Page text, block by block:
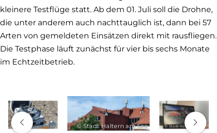
kleinere Testflüge statt. Ab dem 01. Juli soll die Drohne,
die unter anderem auch nachttauglich ist, dann bei 57
Arten von gemeldeten Einsätzen direkt mit rausfliegen.
Die Testphase läuft zunächst für vier bis sechs Monate
im Echtzeitbetrieb.
© Stadt Haltern am See © Stadt Haltern am See © Stadt Haltern am See